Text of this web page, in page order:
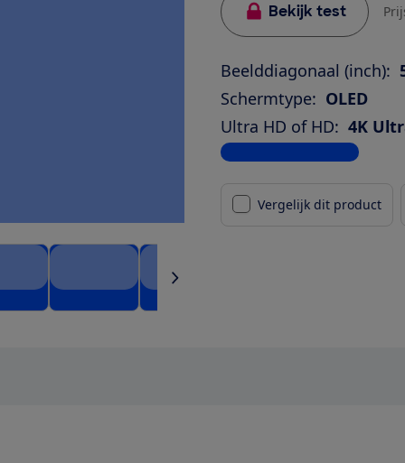
Bekijk test
Beelddiagonaal (inch):
Schermtype: OLED
Ultra HD of HD: 4K
Bekijk alle specificaties
Vergelijk dit product